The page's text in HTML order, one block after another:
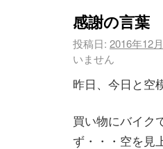
感謝の言葉
投稿日: 2016年12
いません
昨日、今日と空
買い物にバイク
ず・・・空を見